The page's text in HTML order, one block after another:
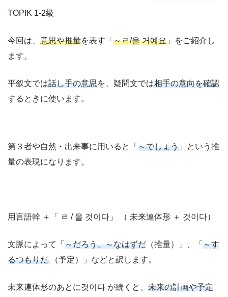
TOPIK 1-2級
今回は、 意思や推量を表す「 ～ㄹ/을 거예요 」をご紹介し
ます。
平叙文では話し手の意思を、疑問文では相手の意向を確認
するときに使います。
第３者や自然・出来事に用いると「 ～でしょう 」という推
量の表現になります。
用言語幹 ＋「 ㄹ / 을 것이다」 （ 未来連体形 ＋ 것이다）
文脈によって「 ～だろう、～なはずだ （推量）」、「 ～す
るつもりだ （予定）」などと訳します。
未来連体形のあとに것이다 が続くと、 未来の計画や予定